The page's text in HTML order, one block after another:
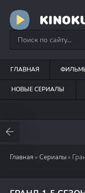
ГЛАВНАЯ
НОВЫЕ СЕРИАЛЫ
Главная » Сериалы »